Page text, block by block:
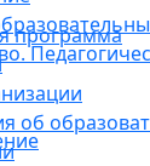
программа
об